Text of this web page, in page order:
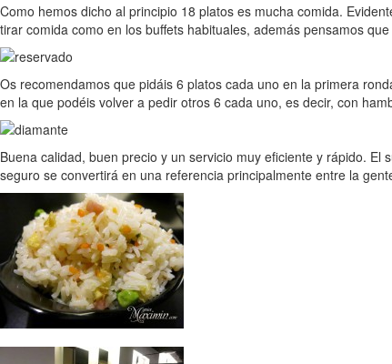
Como hemos dicho al principio 18 platos es mucha comida.
tirar comida como en los buffets habituales, además pensamos
Os recomendamos que pidáis 6 platos cada uno en la primera
en la que podéis volver a pedir otros 6 cada uno, es decir, con
Buena calidad, buen precio y un servicio muy eficiente y rápido.
seguro se convertirá en una referencia principalmente entre la